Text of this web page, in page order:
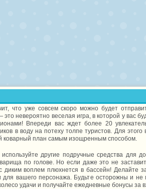
что уже совсем скоро можно будет
невероятно веселая игра, в которой у вас
Впереди вас ждет более 20
в воду на потеху толпе туристов. Для
коварный план самым изощренным способом.
другие подручные средства для
по голове. Но если даже это не
диким воплем плюхнется в бассейн! Делайте
вашего персонажа. Будьте осторожны и не
удачи и получайте ежедневные бонусы за